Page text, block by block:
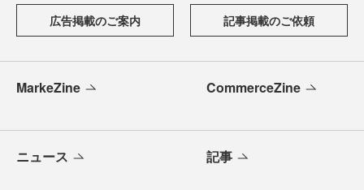
広告掲載のご案内 記事掲載のご依頼
MarkeZine CommerceZine
ニュース 記事